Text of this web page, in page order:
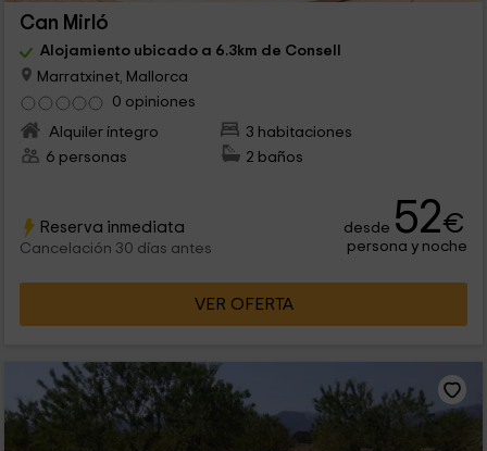
Can Mirló
Alojamiento ubicado a 6.3km de Consell
Marratxinet, Mallorca
0 opiniones
Alquiler íntegro
3 habitaciones
6 personas
2 baños
Reserva inmediata
Cancelación 30 días antes
desde 52€
persona y noche
VER OFERTA